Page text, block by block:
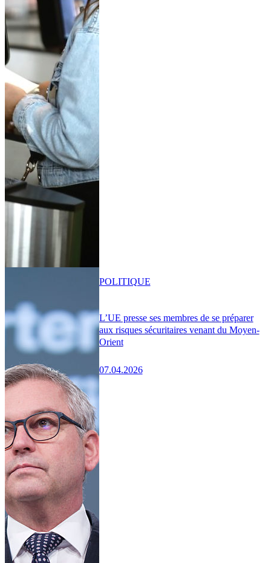
L’UE presse ses membres de se préparer
aux risques sécuritaires venant du Moyen-
Orient
07.04.2026
POLITIQUE